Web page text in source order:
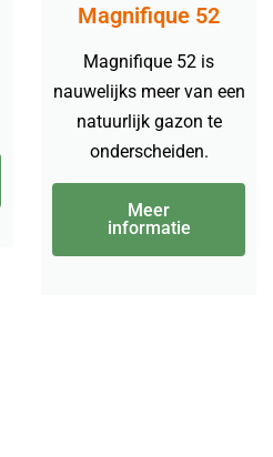
Magnifique 52
Magnifique 52 is
nauwelijks meer van een
natuurlijk gazon te
onderscheiden.
Meer
informatie